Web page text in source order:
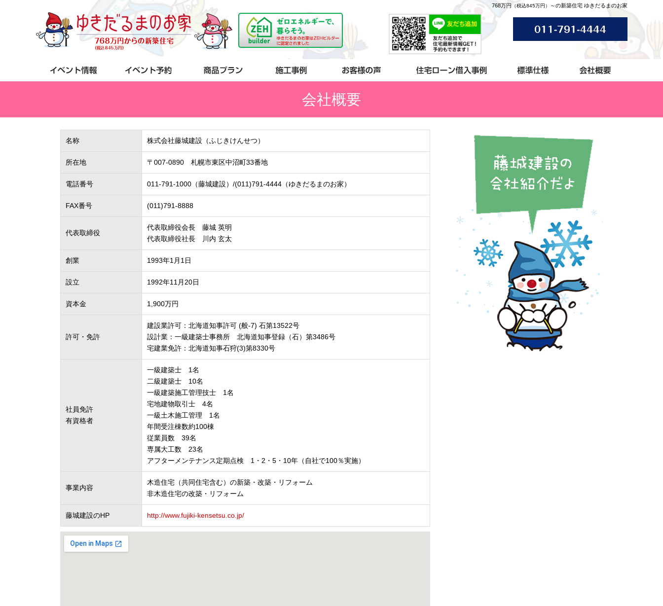
768万円 （税込845万円） ～の新築住宅 ゆきだるまのお家
会社概要
名称 株式会社藤城建設（ふじきけんせつ）
所在地 〒007-0890 札幌市東区中沼町33番地
電話番号 011-791-1000（藤城建設）/(011)791-4444（ゆきだるまのお家）
FAX番号 (011)791-8888
代表取締役
代表取締役会長 藤城 英明
代表取締役社長 川内 玄太
創業 1993年1月1日
設立 1992年11月20日
資本金 1,900万円
許可・免許
建設業許可：北海道知事許可 (般-7) 石第13522号
設計業：一級建築士事務所 北海道知事登録（石）第3486号
宅建業免許：北海道知事石狩(3)第8330号
社員免許
有資格者
一級建築士 1名
二級建築士 10名
一級建築施工管理技士 1名
宅地建物取引士 4名
一級土木施工管理 1名
年間受注棟数約100棟
従業員数 39名
専属大工数 23名
アフターメンテナンス定期点検 1・2・5・10年（自社で100％実施）
事業内容
木造住宅（共同住宅含む）の新築・改築・リフォーム
非木造住宅の改築・リフォーム
藤城建設のHP http://www.fujiki-kensetsu.co.jp/